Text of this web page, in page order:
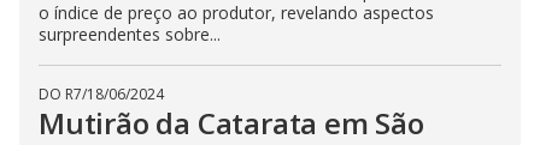
o índice de preço ao produtor, revelando aspectos
surpreendentes sobre...
DO R7/18/06/2024
Mutirão da Catarata em São